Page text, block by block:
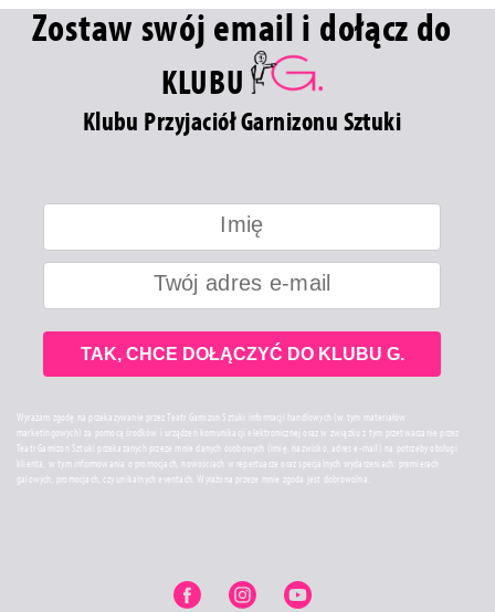
Zostaw swój email i dołącz do
KLUBU
Klubu Przyjaciół Garnizonu Sztuki
TAK, CHCE DOŁĄCZYĆ DO KLUBU G.
Wyrażam zgodę na przekazywanie przez Teatr Garnizon Sztuki informacji handlowych (w tym materiałów
marketingowych) za pomocą środków i urządzeń komunikacji elektronicznej oraz w związku z tym przetwarzanie przez
Teatr Garnizon Sztuki przekazanych przeze mnie danych osobowych (imię, nazwisko, adres e-mail) na potrzeby obsługi
klienta, w tym informowania o promocjach, nowościach w repertuarze oraz specjalnych wydarzeniach: premierach
galowych, promocjach, czy unikalnych eventach. Wyrażona przeze mnie zgoda jest dobrowolna.